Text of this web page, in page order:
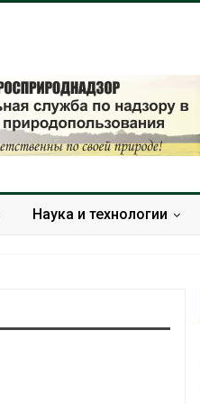
Наука и технологии